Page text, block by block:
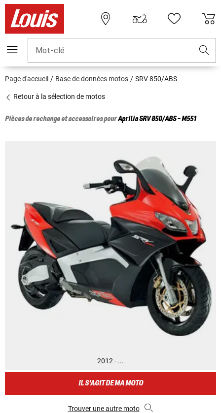
Mot-clé
Page d'accueil Base de données motos SRV 850/ABS
Retour à la sélection de motos
Pièces de rechange et accessoires pourApriliaSRV 850/ABS - M551
2012 - ...
IL S'AGIT DE MA MOTO
Trouver une autre moto